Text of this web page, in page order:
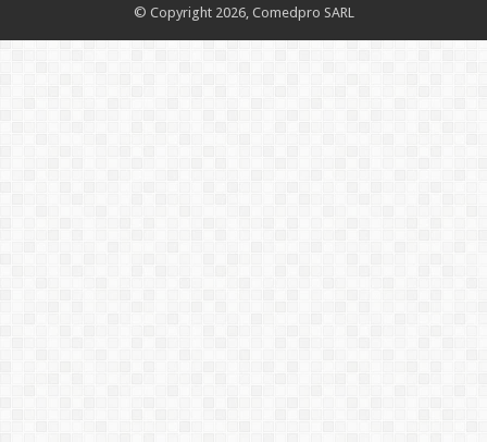
© Copyright 2026, Comedpro SARL